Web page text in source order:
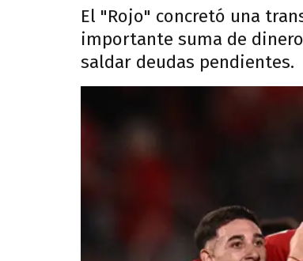
El "Rojo" concretó una
importante suma de
saldar deudas pendientes.